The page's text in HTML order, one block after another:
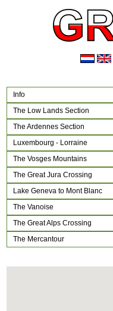
Info
The Low Lands Section
The Ardennes Section
Luxembourg - Lorraine
The Vosges Mountains
The Great Jura Crossing
Lake Geneva to Mont Blanc
The Vanoise
The Great Alps Crossing
The Mercantour